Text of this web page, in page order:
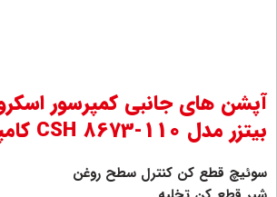
بیتزر مدل CSH 8673-110 کامپکت
سوئیچ قطع کن کنترل سطح روغن